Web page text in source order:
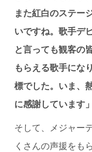
また紅白のステー
いですね。歌手デ
と言っても観客の
もらえる歌手にな
標でした。いま、
に感謝しています」
そして、メジャー
くさんの声援をも